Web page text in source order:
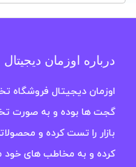
درباره اوزمان دیجیتال
اوزمان دیجیتال فروشگاه
گجت ها بوده و به صورت
بازار را تست کرده و
کرده و به مخاطب های خود